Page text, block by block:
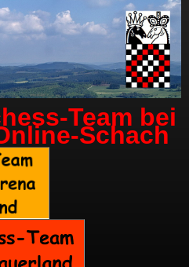
Team bei
Schach